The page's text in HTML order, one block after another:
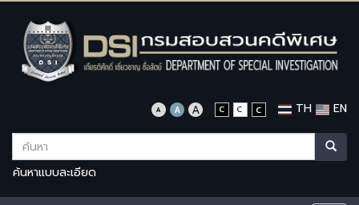
TH EN
ค้นหาแบบละเอียด